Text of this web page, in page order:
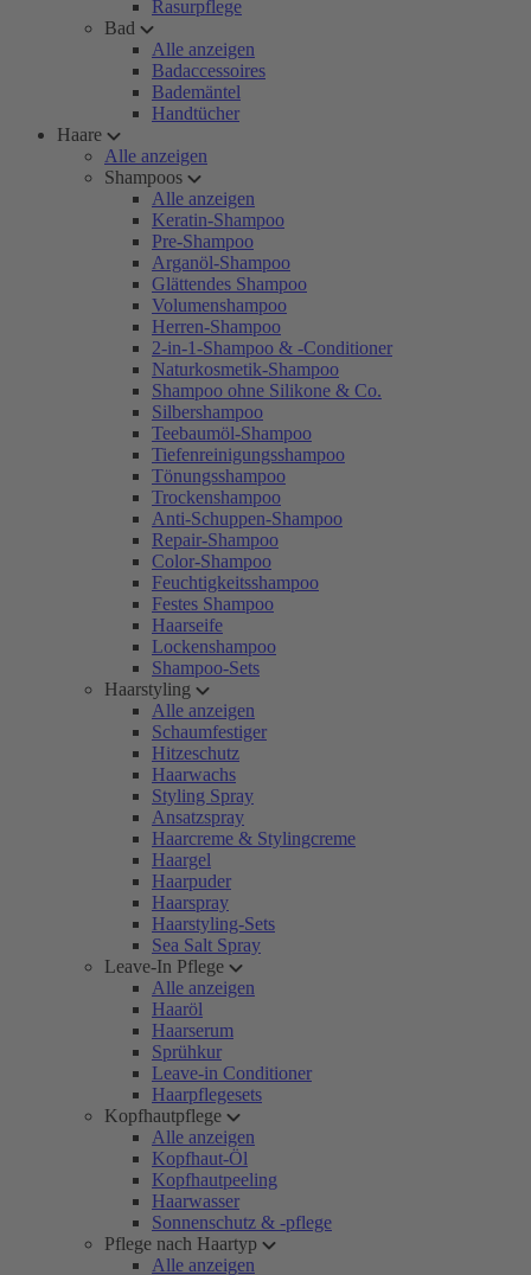
Rasurpflege
Bad
Alle anzeigen
Badaccessoires
Bademäntel
Handtücher
Haare
Alle anzeigen
Shampoos
Alle anzeigen
Keratin-Shampoo
Pre-Shampoo
Arganöl-Shampoo
Glättendes Shampoo
Volumenshampoo
Herren-Shampoo
2-in-1-Shampoo & -Conditioner
Naturkosmetik-Shampoo
Shampoo ohne Silikone & Co.
Silbershampoo
Teebaumöl-Shampoo
Tiefenreinigungsshampoo
Tönungsshampoo
Trockenshampoo
Anti-Schuppen-Shampoo
Repair-Shampoo
Color-Shampoo
Feuchtigkeitsshampoo
Festes Shampoo
Haarseife
Lockenshampoo
Shampoo-Sets
Haarstyling
Alle anzeigen
Schaumfestiger
Hitzeschutz
Haarwachs
Styling Spray
Ansatzspray
Haarcreme & Stylingcreme
Haargel
Haarpuder
Haarspray
Haarstyling-Sets
Sea Salt Spray
Leave-In Pflege
Alle anzeigen
Haaröl
Haarserum
Sprühkur
Leave-in Conditioner
Haarpflegesets
Kopfhautpflege
Alle anzeigen
Kopfhaut-Öl
Kopfhautpeeling
Haarwasser
Sonnenschutz & -pflege
Pflege nach Haartyp
Alle anzeigen